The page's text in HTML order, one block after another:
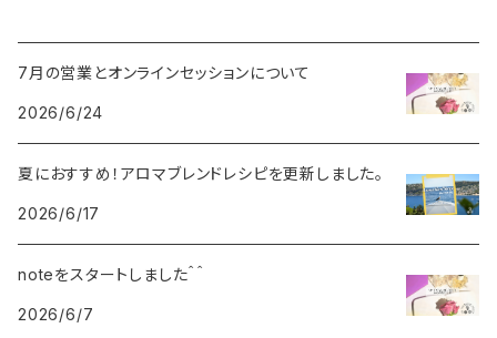
7月の営業とオンラインセッションについて
2026/6/24
夏におすすめ！アロマブレンドレシピを更新しました。
2026/6/17
noteをスタートしました＾＾
2026/6/7